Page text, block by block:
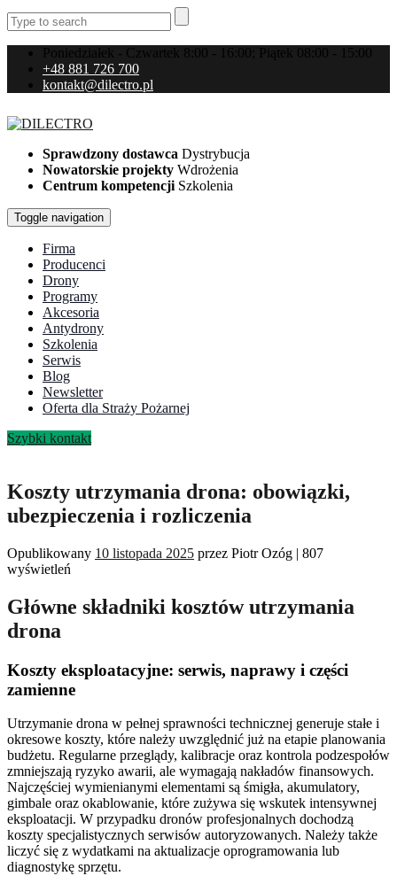
Poniedziałek - Czwartek 8:00 - 16:00; Piątek 08:00 - 15:00
+48 881 726 700
kontakt@dilectro.pl
Sprawdzony dostawca Dystrybucja
Nowatorskie projekty Wdrożenia
Centrum kompetencji Szkolenia
Toggle navigation
Firma
Producenci
Drony
Programy
Akcesoria
Antydrony
Szkolenia
Serwis
Blog
Newsletter
Oferta dla Straży Pożarnej
Szybki kontakt
Koszty utrzymania drona: obowiązki,
ubezpieczenia i rozliczenia
Opublikowany 10 listopada 2025 przez Piotr Ozóg | 807
wyświetleń
Główne składniki kosztów utrzymania
drona
Koszty eksploatacyjne: serwis, naprawy i części
zamienne
Utrzymanie drona w pełnej sprawności technicznej generuje stałe i
okresowe koszty, które należy uwzględnić już na etapie planowania
budżetu. Regularne przeglądy, kalibracje oraz kontrola podzespołów
zmniejszają ryzyko awarii, ale wymagają nakładów finansowych.
Najczęściej wymienianymi elementami są śmigła, akumulatory,
gimbale oraz okablowanie, które zużywa się wskutek intensywnej
eksploatacji. W przypadku dronów profesjonalnych dochodzą
koszty specjalistycznych serwisów autoryzowanych. Należy także
liczyć się z wydatkami na aktualizacje oprogramowania lub
diagnostykę sprzętu.